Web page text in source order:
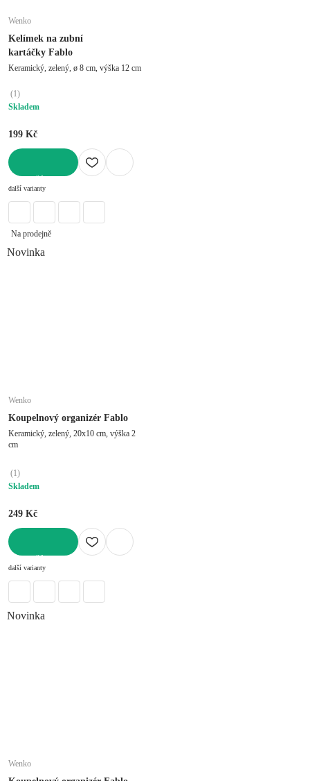
Wenko
Kelímek na zubní
kartáčky Fablo
Keramický, zelený, ø 8 cm, výška 12 cm
(1)
Skladem
199 Kč
další varianty
Na prodejně
Novinka
Wenko
Koupelnový organizér Fablo
Keramický, zelený, 20x10 cm, výška 2
cm
(1)
Skladem
249 Kč
další varianty
Novinka
Wenko